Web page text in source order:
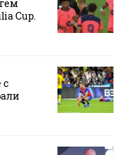
Cup.
с